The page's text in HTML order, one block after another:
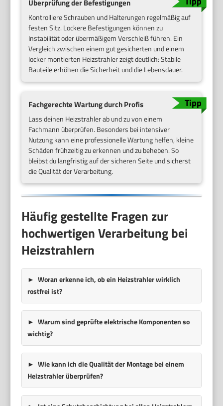
Überprüfung der Befestigungen
Kontrolliere Schrauben und Halterungen regelmäßig auf
festen Sitz. Lockere Befestigungen können zu
Instabilität oder übermäßigem Verschleiß führen. Ein
Vergleich zwischen einem gut gesicherten und einem
locker montierten Heizstrahler zeigt deutlich: Stabile
Bauteile erhöhen die Sicherheit und die Lebensdauer.
Fachgerechte Wartung durch Profis
Lass deinen Heizstrahler ab und zu von einem
Fachmann überprüfen. Besonders bei intensiver
Nutzung kann eine professionelle Wartung helfen, kleine
Schäden frühzeitig zu erkennen und zu beheben. So
bleibst du langfristig auf der sicheren Seite und sicherst
die Qualität der Verarbeitung.
Häufig gestellte Fragen zur
hochwertigen Verarbeitung bei
Heizstrahlern
Woran erkenne ich, ob ein Heizstrahler wirklich
rostfrei ist?
Warum sind geprüfte elektrische Komponenten so
wichtig?
Wie kann ich die Qualität der Montage bei einem
Heizstrahler überprüfen?